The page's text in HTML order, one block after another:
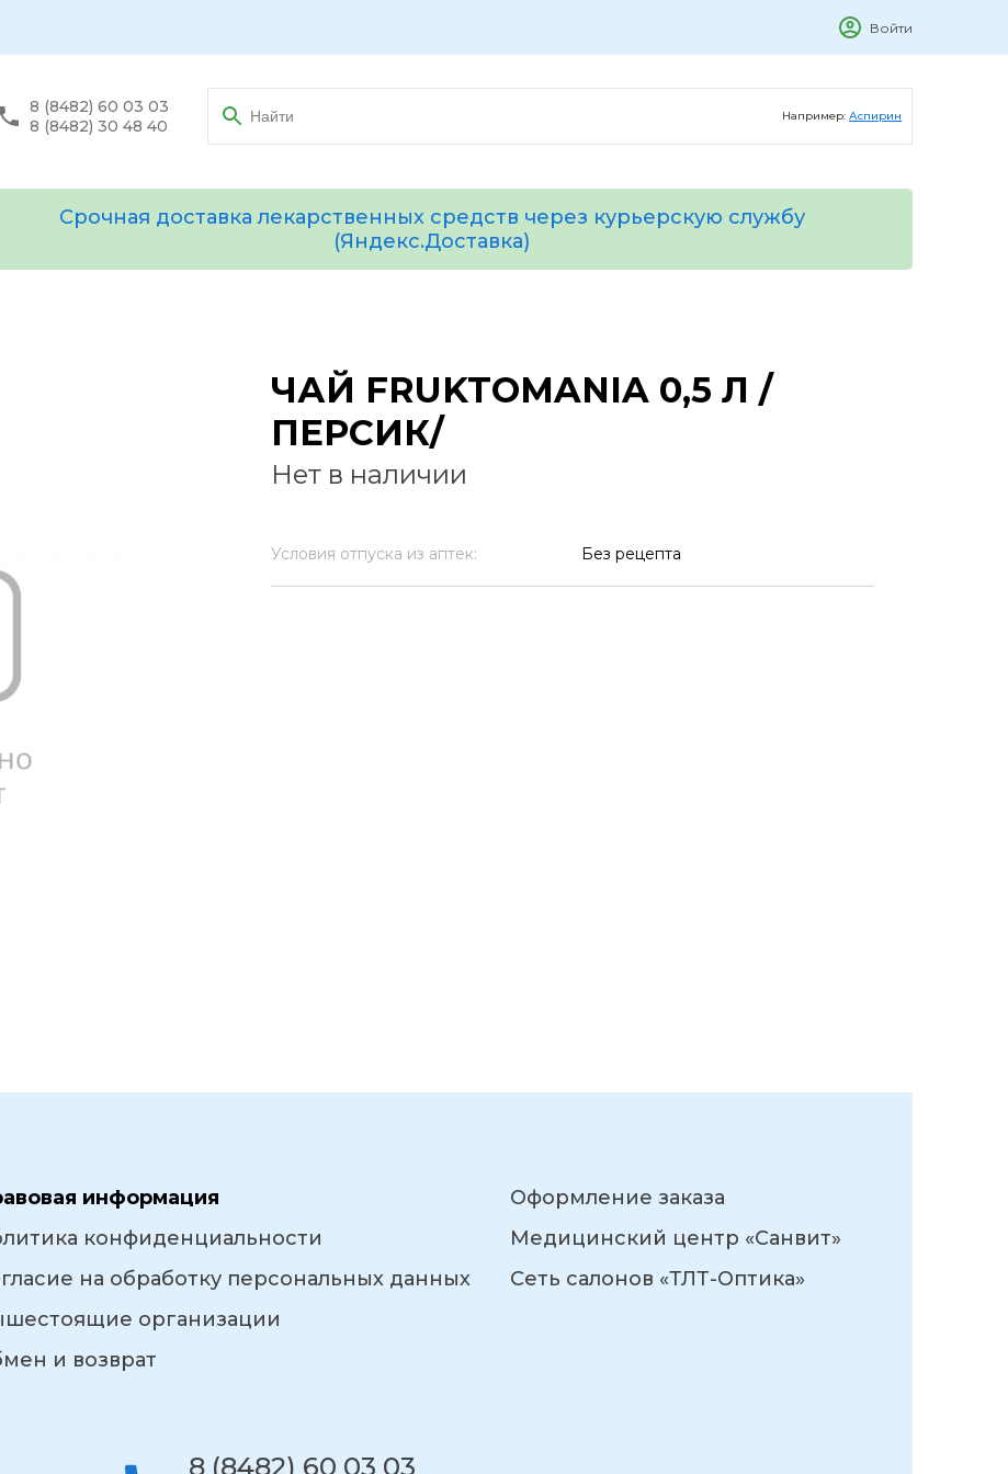
Войти
8 (8482) 60 03 03
8 (8482) 30 48 40
Например: Аспирин
Срочная доставка лекарственных средств через курьерскую службу
(Яндекс.Доставка)
ЧАЙ FRUKTOMANIA 0,5 Л /
ПЕРСИК/
Нет в наличии
Условия отпуска из аптек: Без рецепта
информация
конфиденциальности
на обработку персональных данных
организации
и возврат
Оформление заказа
Медицинский центр «Санвит»
Сеть салонов «ТЛТ-Оптика»
8 (8482) 60 03 03